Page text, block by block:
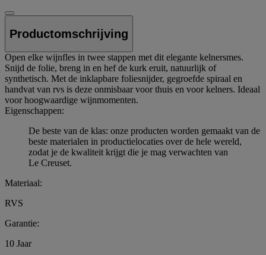
Productomschrijving
Open elke wijnfles in twee stappen met dit elegante kelnersmes.
Snijd de folie, breng in en hef de kurk eruit, natuurlijk of
synthetisch. Met de inklapbare foliesnijder, gegroefde spiraal en
handvat van rvs is deze onmisbaar voor thuis en voor kelners. Ideaal
voor hoogwaardige wijnmomenten.
Eigenschappen:
De beste van de klas: onze producten worden gemaakt van de
beste materialen in productielocaties over de hele wereld,
zodat je de kwaliteit krijgt die je mag verwachten van
Le Creuset.
Materiaal:
RVS
Garantie:
10 Jaar